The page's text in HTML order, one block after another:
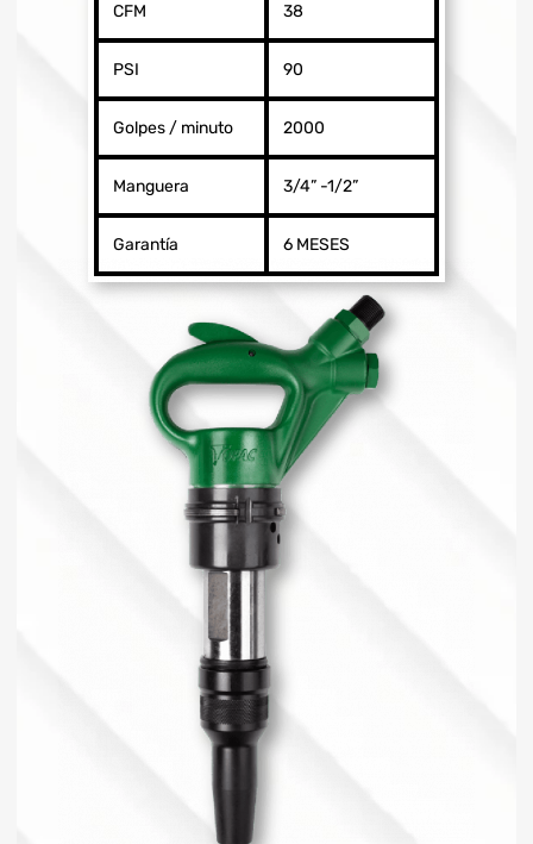
CFM 38
PSI 90
Golpes / minuto 2000
Manguera 3/4” -1/2”
Garantía 6 MESES